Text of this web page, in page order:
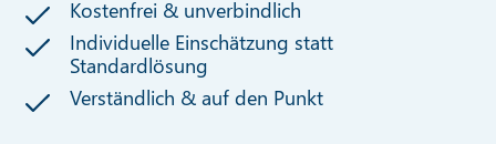
Kostenfrei & unverbindlich
Individuelle Einschätzung statt
Standardlösung
Verständlich & auf den Punkt